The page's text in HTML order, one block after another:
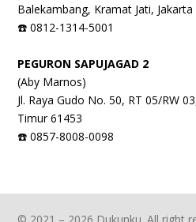
Balekambang, Kramat Jati,
☎️ 0812-1314-5001
PEGURON SAPUJAGAD 2
(Aby Marnos)
Jl. Raya Gudo No. 50, RT 05/RW
Timur 61453
☎️ 0857-8008-0098
© 2021 – 2026 Dukunku. All right